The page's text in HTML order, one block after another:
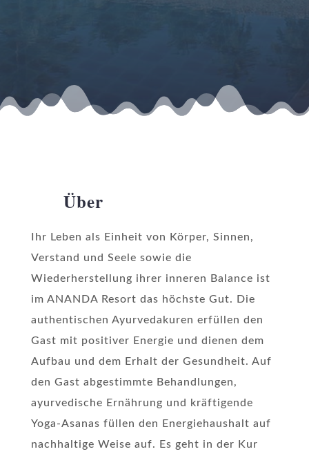
Über
Ihr Leben als Einheit von Körper, Sinnen,
Verstand und Seele sowie die
Wiederherstellung ihrer inneren Balance ist
im ANANDA Resort das höchste Gut. Die
authentischen Ayurvedakuren erfüllen den
Gast mit positiver Energie und dienen dem
Aufbau und dem Erhalt der Gesundheit. Auf
den Gast abgestimmte Behandlungen,
ayurvedische Ernährung und kräftigende
Yoga-Asanas füllen den Energiehaushalt auf
nachhaltige Weise auf. Es geht in der Kur